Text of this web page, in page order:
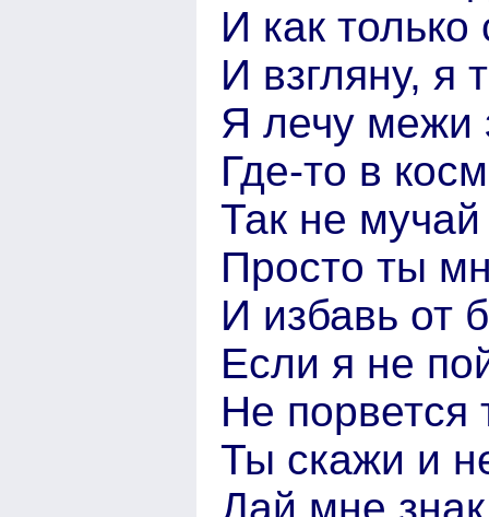
И как
И взгляну, я
Я лечу межи
Где-то в
Так не
Просто ты
И избавь от
Если я не
Не порвется
Ты скажи и
Дай мне